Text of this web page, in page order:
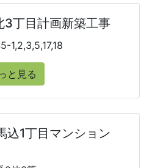
3丁目計画新築工事
1,2,3,5,17,18
と見る
込1丁目マンション